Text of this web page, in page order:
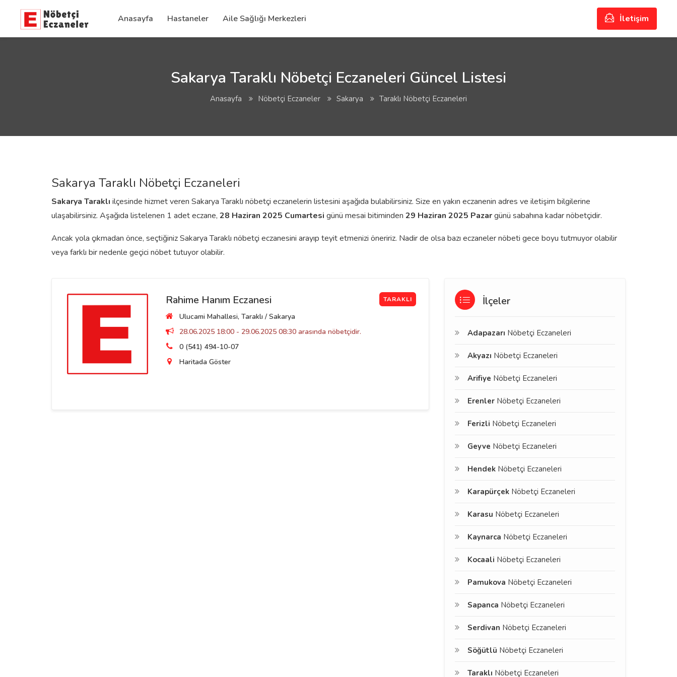
Anasayfa Hastaneler Aile Sağlığı Merkezleri İletişim
Sakarya Taraklı Nöbetçi Eczaneleri Güncel Listesi
Anasayfa Nöbetçi Eczaneler Sakarya Taraklı Nöbetçi Eczaneleri
Sakarya Taraklı Nöbetçi Eczaneleri
Sakarya Taraklı ilçesinde hizmet veren Sakarya Taraklı nöbetçi eczanelerin listesini aşağıda bulabilirsiniz. Size en yakın eczanenin adres ve iletişim bilgilerine
ulaşabilirsiniz. Aşağıda listelenen 1 adet eczane, 28 Haziran 2025 Cumartesi günü mesai bitiminden 29 Haziran 2025 Pazargünü sabahına kadar nöbetçidir.
Ancak yola çıkmadan önce, seçtiğiniz Sakarya Taraklı nöbetçi eczanesini arayıp teyit etmenizi öneririz. Nadir de olsa bazı eczaneler nöbeti gece boyu tutmuyor olabilir
veya farklı bir nedenle geçici nöbet tutuyor olabilir.
Rahime Hanım Eczanesi TARAKLI
Ulucami Mahallesi, Taraklı / Sakarya
28.06.2025 18:00 - 29.06.2025 08:30 arasında nöbetçidir.
0 (541) 494-10-07
Haritada Göster
İlçeler
Adapazarı Nöbetçi Eczaneleri
Akyazı Nöbetçi Eczaneleri
Arifiye Nöbetçi Eczaneleri
Erenler Nöbetçi Eczaneleri
Ferizli Nöbetçi Eczaneleri
Geyve Nöbetçi Eczaneleri
Hendek Nöbetçi Eczaneleri
Karapürçek Nöbetçi Eczaneleri
Karasu Nöbetçi Eczaneleri
Kaynarca Nöbetçi Eczaneleri
Kocaali Nöbetçi Eczaneleri
Pamukova Nöbetçi Eczaneleri
Sapanca Nöbetçi Eczaneleri
Serdivan Nöbetçi Eczaneleri
Söğütlü Nöbetçi Eczaneleri
Taraklı Nöbetçi Eczaneleri